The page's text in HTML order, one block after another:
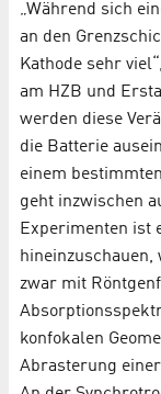
„Während sich
an den
Kathode sehr
am HZB und
werden diese
die Batterie
einem
geht inzwischen
Experimenten ist
hineinzuschauen,
zwar mit
konfokalen
Abrasterung